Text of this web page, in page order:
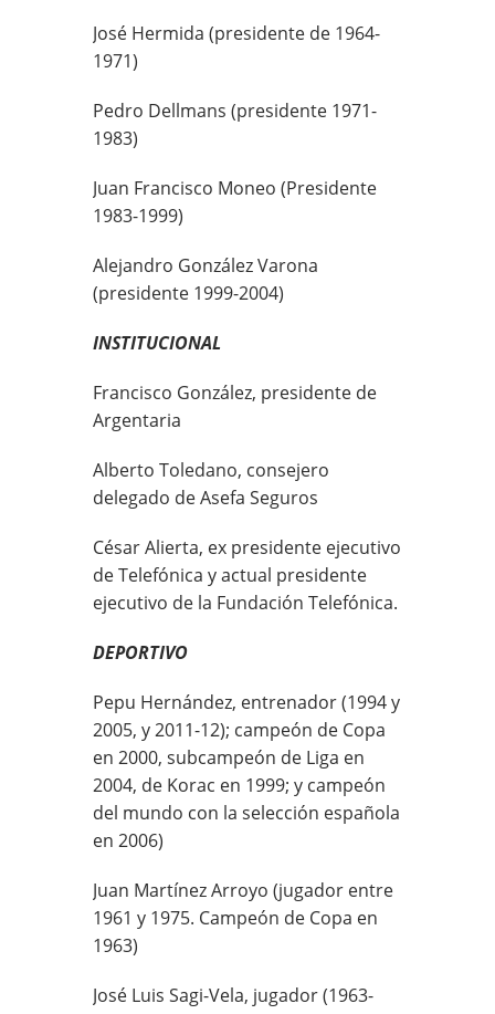
José Hermida (presidente de 1964-
1971)
Pedro Dellmans (presidente 1971-
1983)
Juan Francisco Moneo (Presidente
1983-1999)
Alejandro González Varona
(presidente 1999-2004)
INSTITUCIONAL
Francisco González, presidente de
Argentaria
Alberto Toledano, consejero
delegado de Asefa Seguros
César Alierta, ex presidente ejecutivo
de Telefónica y actual presidente
ejecutivo de la Fundación Telefónica.
DEPORTIVO
Pepu Hernández, entrenador (1994 y
2005, y 2011-12); campeón de Copa
en 2000, subcampeón de Liga en
2004, de Korac en 1999; y campeón
del mundo con la selección española
en 2006)
Juan Martínez Arroyo (jugador entre
1961 y 1975. Campeón de Copa en
1963)
José Luis Sagi-Vela, jugador (1963-